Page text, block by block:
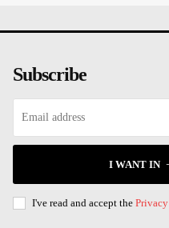
Subscribe
I WANT IN
I've read and accept the